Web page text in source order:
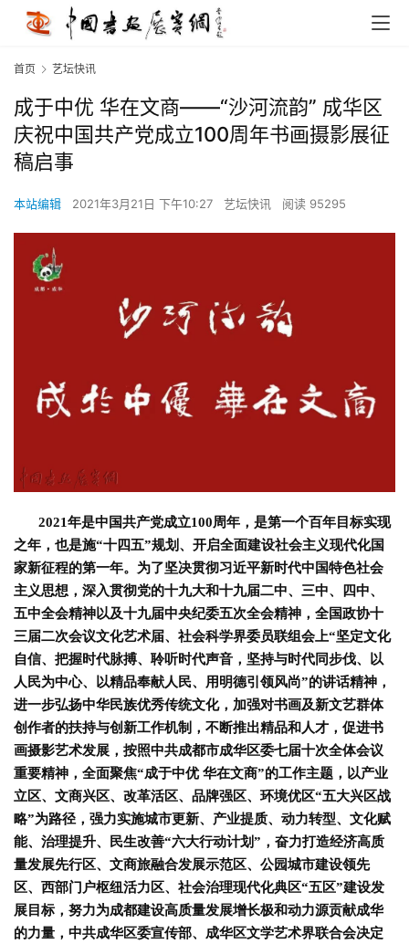
首页 艺坛快讯
成于中优 华在文商——“沙河流韵” 成华区
庆祝中国共产党成立100周年书画摄影展征
稿启事
本站编辑 2021年3月21日 下午10:27 艺坛快讯 阅读 95295
2021年是中国共产党成立100周年，是第一个百年目标实现
之年，也是施“十四五”规划、开启全面建设社会主义现代化国
家新征程的第一年。为了坚决贯彻习近平新时代中国特色社会
主义思想，深入贯彻党的十九大和十九届二中、三中、四中、
五中全会精神以及十九届中央纪委五次全会精神，全国政协十
三届二次会议文化艺术届、社会科学界委员联组会上“坚定文化
自信、把握时代脉搏、聆听时代声音，坚持与时代同步伐、以
人民为中心、以精品奉献人民、用明德引领风尚”的讲话精神，
进一步弘扬中华民族优秀传统文化，加强对书画及新文艺群体
创作者的扶持与创新工作机制，不断推出精品和人才， 促进书
画摄影艺术发展 ，按照中共成都市成华区委七届十次全体会议
重要精神，全面聚焦“成于中优 华在文商”的工作主题，以产业
立区、文商兴区、改革活区、品牌强区、环境优区“五大兴区战
略”为路径，强力实施城市更新、产业提质、动力转型、文化赋
能、治理提升、民生改善“六大行动计划”，奋力打造经济高质
量发展先行区、文商旅融合发展示范区、公园城市建设领先
区、西部门户枢纽活力区、社会治理现代化典区“五区”建设发
展目标，努力为成都建设高质量发展增长极和动力源贡献成华
的力量，中共成华区委宣传部、成华区文学艺术界联合会决定